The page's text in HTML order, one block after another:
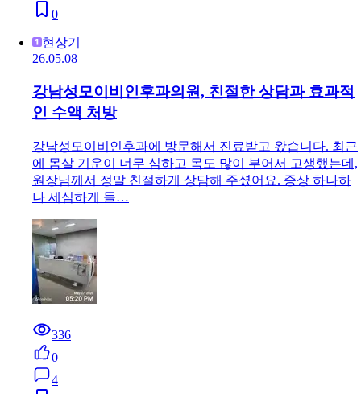
0
현상기
26.05.08
강남성모이비인후과의원, 친절한 상담과 효과적
인 수액 처방
강남성모이비인후과에 방문해서 진료받고 왔습니다. 최근
에 몸살 기운이 너무 심하고 목도 많이 부어서 고생했는데,
원장님께서 정말 친절하게 상담해 주셨어요. 증상 하나하
나 세심하게 들…
336
0
4